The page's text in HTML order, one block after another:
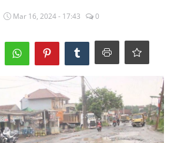
Mar 16, 2024 - 17:43 0